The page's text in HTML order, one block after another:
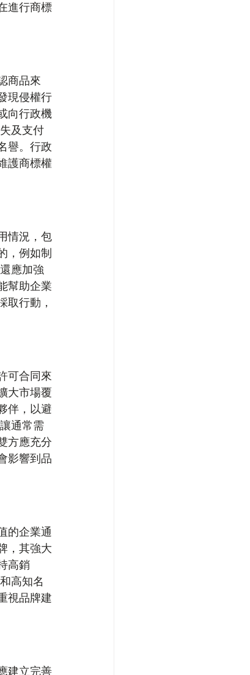
進行商標
商品來
現侵權行
向行政機
及支付
譽。行政
護商標權
情況，包
，例如制
應加強
幫助企業
取行動，
可合同來
大市場覆
伴，以避
通常需
方應充分
影響到品
的企業通
，其強大
高銷
高知名
視品牌建
建立完善